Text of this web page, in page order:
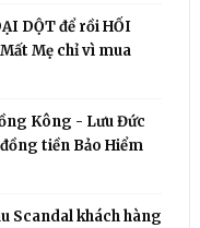
DỘT để rồi HỐI
Mẹ chỉ vì mua
Kông - Lưu Đức
tiền Bảo Hiểm
Scandal khách hàng